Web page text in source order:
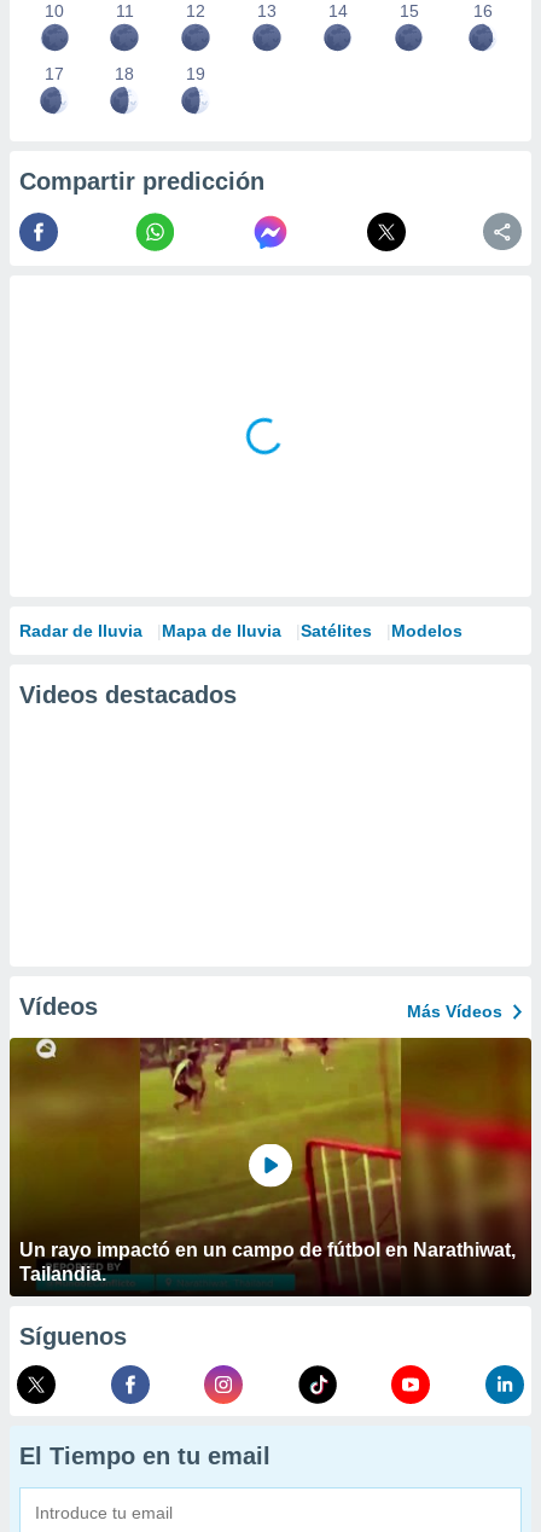
10 11 12 13 14 15 16
17 18 19
Compartir predicción
Radar de lluvia Mapa de lluvia Satélites Modelos
Videos destacados
Vídeos Más Vídeos
Un rayo impactó en un campo de fútbol en Narathiwat,
Tailandia.
Síguenos
El Tiempo en tu email